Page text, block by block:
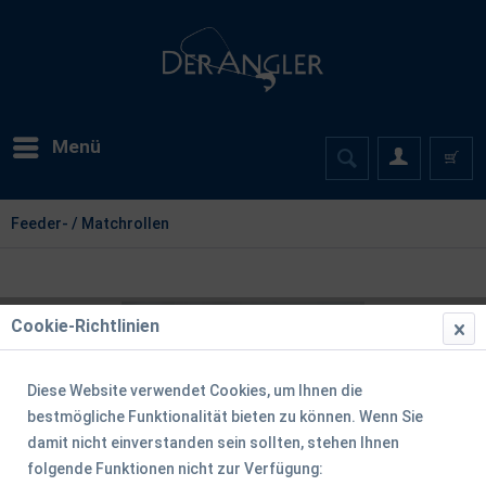
Menü
Feeder- / Matchrollen
Cookie-Richtlinien
Diese Website verwendet Cookies, um Ihnen die
bestmögliche Funktionalität bieten zu können. Wenn Sie
damit nicht einverstanden sein sollten, stehen Ihnen
folgende Funktionen nicht zur Verfügung: